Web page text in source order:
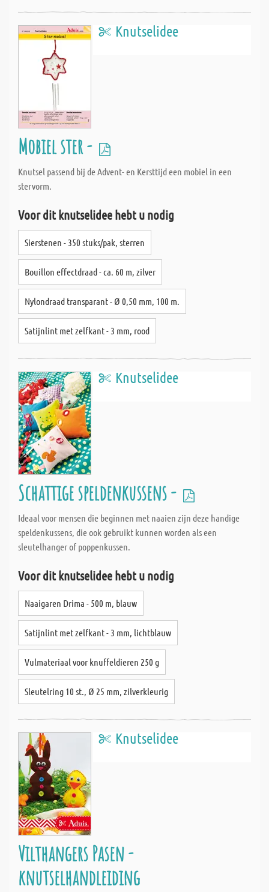
Knutselidee
Mobiel ster -
Knutsel passend bij de Advent- en Kersttijd een mobiel in een
stervorm.
Voor dit knutselidee hebt u nodig
Sierstenen - 350 stuks/pak, sterren
Bouillon effectdraad - ca. 60 m, zilver
Nylondraad transparant - Ø 0,50 mm, 100 m.
Satijnlint met zelfkant - 3 mm, rood
Knutselidee
Schattige speldenkussens -
Ideaal voor mensen die beginnen met naaien zijn deze handige
speldenkussens, die ook gebruikt kunnen worden als een
sleutelhanger of poppenkussen.
Voor dit knutselidee hebt u nodig
Naaigaren Drima - 500 m, blauw
Satijnlint met zelfkant - 3 mm, lichtblauw
Vulmateriaal voor knuffeldieren 250 g
Sleutelring 10 st., Ø 25 mm, zilverkleurig
Knutselidee
Vilthangers Pasen -
knutselhandleiding